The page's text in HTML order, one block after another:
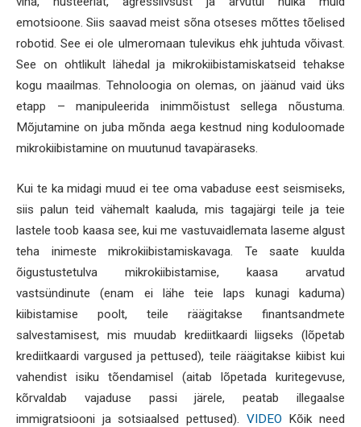
emotsioone. Siis saavad meist sõna otseses mõttes tõelised
robotid. See ei ole ulmeromaan tulevikus ehk juhtuda võivast.
See on ohtlikult lähedal ja mikrokiibistamiskatseid tehakse
kogu maailmas. Tehnoloogia on olemas, on jäänud vaid üks
etapp – manipuleerida inimmõistust sellega nõustuma.
Mõjutamine on juba mõnda aega kestnud ning koduloomade
mikrokiibistamine on muutunud tavapäraseks.
Kui te ka midagi muud ei tee oma vabaduse eest seismiseks,
siis palun teid vähemalt kaaluda, mis tagajärgi teile ja teie
lastele toob kaasa see, kui me vastuvaidlemata laseme algust
teha inimeste mikrokiibistamiskavaga. Te saate kuulda
õigustustetulva mikrokiibistamise, kaasa arvatud
vastsündinute (enam ei lähe teie laps kunagi kaduma)
kiibistamise poolt, teile räägitakse finantsandmete
salvestamisest, mis muudab krediitkaardi liigseks (lõpetab
krediitkaardi vargused ja pettused), teile räägitakse kiibist kui
vahendist isiku tõendamisel (aitab lõpetada kuritegevuse,
kõrvaldab vajaduse passi järele, peatab illegaalse
immigratsiooni ja sotsiaalsed pettused). VIDEO Kõik need